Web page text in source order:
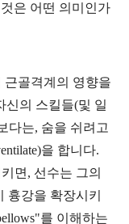
은 어떤 의미인가
근골격계의 영향을
신의 스킬들(및 일
다는, 숨을 쉬려고
을 합니다.
면, 선수는 그의
강을 확장시키
를 이해하는